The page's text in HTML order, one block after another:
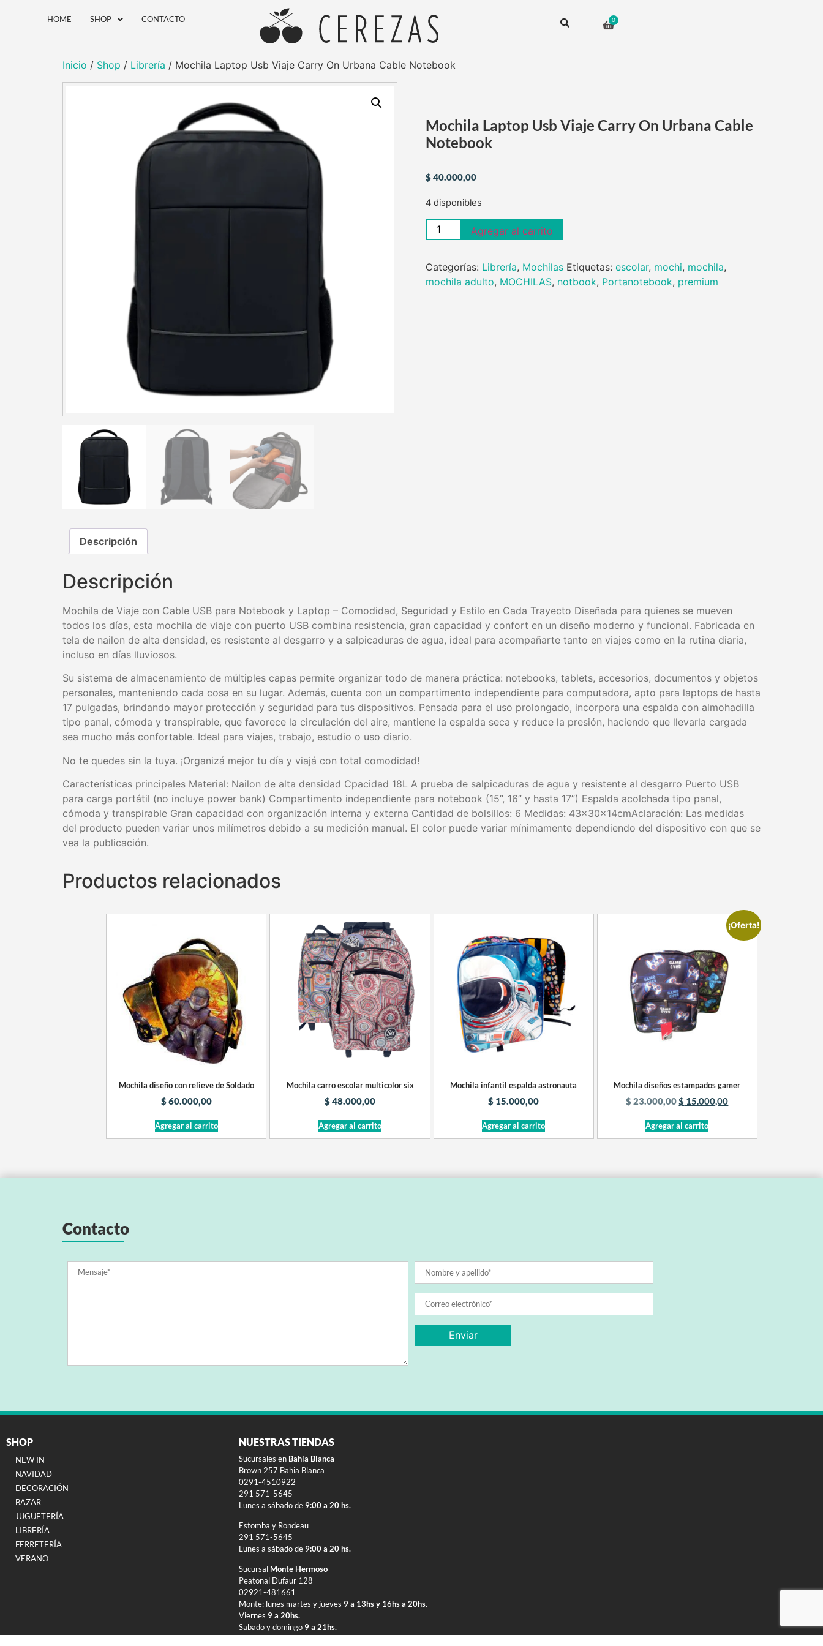
HOME SHOP CONTACTO
Inicio / Shop / Librería / Mochila Laptop Usb Viaje Carry On Urbana Cable Notebook
Mochila Laptop Usb Viaje Carry On Urbana Cable
Notebook
$40.000,00
4 disponibles
Agregar al carrito
Categorías: Librería, Mochilas Etiquetas: escolar, mochi, mochila,
mochila adulto, MOCHILAS, notbook, Portanotebook, premium
Descripción
Descripción
Mochila de Viaje con Cable USB para Notebook y Laptop – Comodidad, Seguridad y Estilo en Cada Trayecto Diseñada para quienes se mueven
todos los días, esta mochila de viaje con puerto USB combina resistencia, gran capacidad y confort en un diseño moderno y funcional. Fabricada en
tela de nailon de alta densidad, es resistente al desgarro y a salpicaduras de agua, ideal para acompañarte tanto en viajes como en la rutina diaria,
incluso en días lluviosos.
Su sistema de almacenamiento de múltiples capas permite organizar todo de manera práctica: notebooks, tablets, accesorios, documentos y objetos
personales, manteniendo cada cosa en su lugar. Además, cuenta con un compartimento independiente para computadora, apto para laptops de hasta
17 pulgadas, brindando mayor protección y seguridad para tus dispositivos. Pensada para el uso prolongado, incorpora una espalda con almohadilla
tipo panal, cómoda y transpirable, que favorece la circulación del aire, mantiene la espalda seca y reduce la presión, haciendo que llevarla cargada
sea mucho más confortable. Ideal para viajes, trabajo, estudio o uso diario.
No te quedes sin la tuya. ¡Organizá mejor tu día y viajá con total comodidad!
Características principales Material: Nailon de alta densidad Cpacidad 18L A prueba de salpicaduras de agua y resistente al desgarro Puerto USB
para carga portátil (no incluye power bank) Compartimento independiente para notebook (15”, 16” y hasta 17”) Espalda acolchada tipo panal,
cómoda y transpirable Gran capacidad con organización interna y externa Cantidad de bolsillos: 6 Medidas: 43x30x14cmAclaración: Las medidas
del producto pueden variar unos milímetros debido a su medición manual. El color puede variar mínimamente dependiendo del dispositivo con que se
vea la publicación.
Productos relacionados
Mochila diseño con relieve de Soldado
$60.000,00
Agregar al carrito
Mochila carro escolar multicolor six
$48.000,00
Agregar al carrito
Mochila infantil espalda astronauta
$ 15.000,00
Agregar al carrito
¡Oferta!
Mochila diseños estampados gamer
$23.000,00$ 15.000,00
Agregar al carrito
Contacto
SHOP
NEW IN
NAVIDAD
DECORACIÓN
BAZAR
JUGUETERÍA
LIBRERÍA
FERRETERÍA
VERANO
NUESTRAS TIENDAS
Sucursales en Bahía Blanca
Brown 257 Bahia Blanca
0291-4510922
291 571-5645
Lunes a sábado de 9:00 a 20 hs.
Estomba y Rondeau
291 571-5645
Lunes a sábado de 9:00 a 20 hs.
SucursalMonte Hermoso
Peatonal Dufaur 128
02921-481661
Monte: lunes martes y jueves 9 a 13hs y 16hs a 20hs.
Viernes 9 a 20hs.
Sabado y domingo 9 a 21hs.